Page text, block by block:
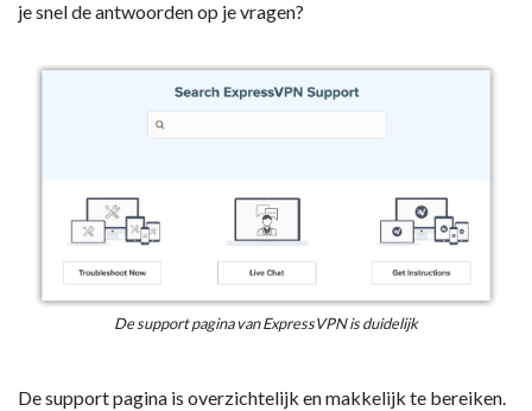
je snel de antwoorden op je vragen?
De support pagina van ExpressVPN is duidelijk
De support pagina is overzichtelijk en makkelijk te bereiken.